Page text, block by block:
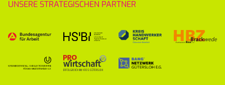
UNSERE STRATEGISCHEN PARTNER